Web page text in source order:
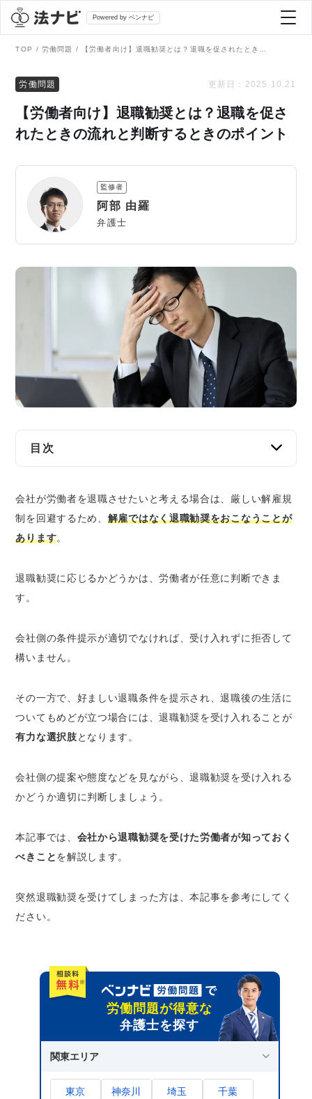
Powered by ベンナビ
全て
刑事事件
債務整理
遺産相続
労働問題
債権回収
IT・ネット
資金調達
企業法務
弁護士を探す
AI Search Premium
掲載をご検討の弁護士の方へ
TOP 労働問題
労働問題 更新日： 2025.10.21
【労働者向け】退職勧奨とは？退職を促さ
れたときの流れと判断するときのポイント
監修者
阿部 由羅
弁護士
目次
退職勧奨と解雇の違い
退職勧奨と退職強要の違い
1.上司から呼び出され、退職してほしいと促
3.会社に対して結論を伝える
退職勧奨を受けたときに確認・検討すべき3つの
現在の会社における待遇や将来性などを確
認・検討する
転職できるかどうかの見込みを検討する
退職勧奨を受け入れて退職する場合の退職金相
場
退職勧奨を受け入れる場合の伝え方
退職勧奨を断る場合の伝え方
不本意に退職勧奨を受け入れてしまったらどう
退職勧奨に関するQ&A
Q.退職勧奨を受けたら、退職したほうがよい
Q.退職勧奨によって退職する場合は会社都合
退職？それとも自己都合退職？
での期間はどのくらい？
会社が労働者を退職させたいと考える場合は、厳しい解雇規
制を回避するため、 解雇ではなく退職勧奨をおこなうことが
あります。
退職勧奨に応じるかどうかは、労働者が任意に判断できま
す。
会社側の条件提示が適切でなければ、受け入れずに拒否して
構いません。
その一方で、好ましい退職条件を提示され、退職後の生活に
ついてもめどが立つ場合には、退職勧奨を受け入れることが
有力な選択肢となります。
会社側の提案や態度などを見ながら、退職勧奨を受け入れる
かどうか適切に判断しましょう。
本記事では、 会社から退職勧奨を受けた労働者が知っておく
べきことを解説します。
突然退職勧奨を受けてしまった方は、本記事を参考にしてく
ださい。
労働問題が得意な
弁護士を探す
関東エリア
東京 神奈川 埼玉 千葉